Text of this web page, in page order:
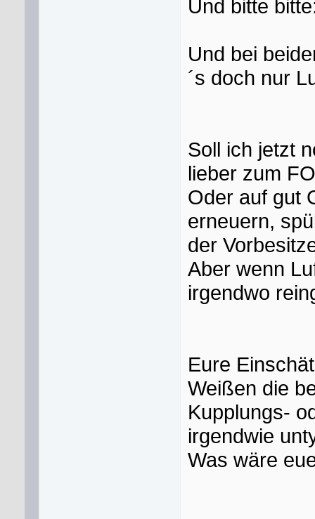
Und bitte
Und bei
´s doch nur
Soll ich jetzt
lieber zum
Oder auf gut
erneuern,
der
Aber wenn
irgendwo
Eure
Weißen die
Kupplungs-
irgendwie
Was wäre